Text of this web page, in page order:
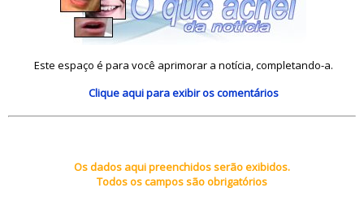
Este espaço é para você aprimorar a notícia, completando-a.
Clique aquipara exibir os comentários
Os dados aqui preenchidos serão exibidos.
Todos os campos são obrigatórios